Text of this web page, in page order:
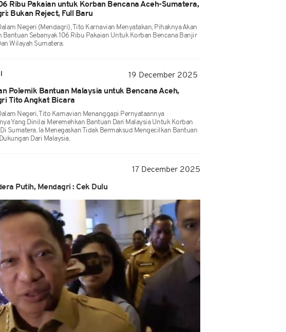
Ribu Pakaian untuk Korban Bencana Aceh-Sumatera,
Bukan Reject, Full Baru
Negeri (Mendagri), Tito Karnavian Menyatakan, Pihaknya Akan
Bantuan Sebanyak 106 Ribu Pakaian Untuk Korban Bencana Banjir
Wilayah Sumatera.
19 December 2025
Polemik Bantuan Malaysia untuk Bencana Aceh,
Tito Angkat Bicara
Negeri, Tito Karnavian Menanggapi Pernyataannya
Yang Dinilai Meremehkan Bantuan Dari Malaysia Untuk Korban
Sumatera. Ia Menegaskan Tidak Bermaksud Mengecilkan Bantuan
Dari Malaysia.
17 December 2025
Putih, Mendagri : Cek Dulu